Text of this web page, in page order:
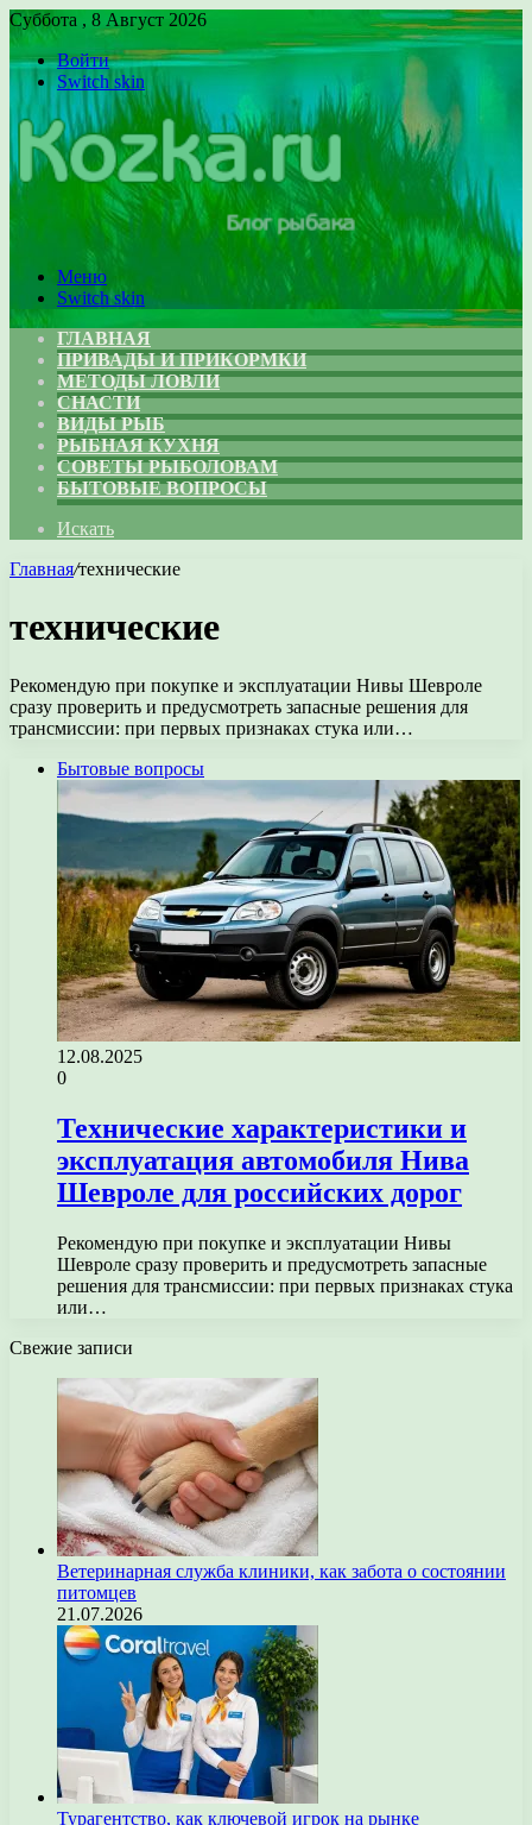
Суббота , 8 Август 2026
Войти
Switch skin
Меню
Switch skin
ГЛАВНАЯ
ПРИВАДЫ И ПРИКОРМКИ
МЕТОДЫ ЛОВЛИ
СНАСТИ
ВИДЫ РЫБ
РЫБНАЯ КУХНЯ
СОВЕТЫ РЫБОЛОВАМ
БЫТОВЫЕ ВОПРОСЫ
Искать
Главная/технические
технические
Рекомендую при покупке и эксплуатации Нивы Шевроле
сразу проверить и предусмотреть запасные решения для
трансмиссии: при первых признаках стука или…
Бытовые вопросы
12.08.2025
0
Технические характеристики и
эксплуатация автомобиля Нива
Шевроле для российских дорог
Рекомендую при покупке и эксплуатации Нивы
Шевроле сразу проверить и предусмотреть запасные
решения для трансмиссии: при первых признаках стука
или…
Свежие записи
Ветеринарная служба клиники, как забота о состоянии
питомцев
21.07.2026
Турагентство, как ключевой игрок на рынке